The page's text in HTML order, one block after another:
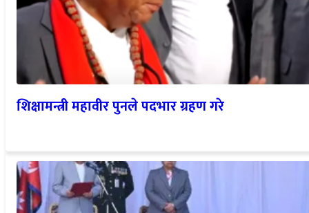
शिक्षामन्त्री महावीर पुनले पदभार ग्रहण गरे